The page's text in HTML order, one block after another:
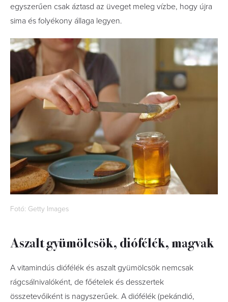
egyszerűen csak áztasd az üveget meleg vízbe, hogy újra
sima és folyékony állaga legyen.
Fotó: Getty Images
Aszalt gyümölcsök, diófélék, magvak
A vitamindús diófélék és aszalt gyümölcsök nemcsak
rágcsálnivalóként, de főételek és desszertek
összetevőiként is nagyszerűek. A diófélék (pekándió,